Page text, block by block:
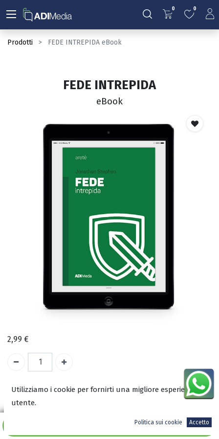
0 0
Prodotti FEDE INTREPIDA eBook
Aggiungi al carrello
FEDE INTREPIDA
eBook
2,99 €
ISBN:
9788833060071
Utilizziamo i cookie per fornirti una migliore esperienza
utente.
Politica sui cookie Accetto